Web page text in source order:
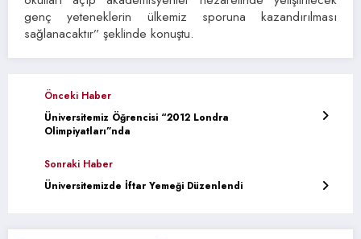
genç yeteneklerin ülkemiz sporuna kazandırılması
sağlanacaktır” şeklinde konuştu.
Önceki Haber
Üniversitemiz Öğrencisi “2012 Londra
Olimpiyatları”nda
Sonraki Haber
Üniversitemizde İftar Yemeği Düzenlendi